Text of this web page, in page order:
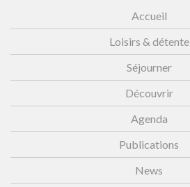
Accueil
Loisirs & détente
Séjourner
Découvrir
Agenda
Publications
News